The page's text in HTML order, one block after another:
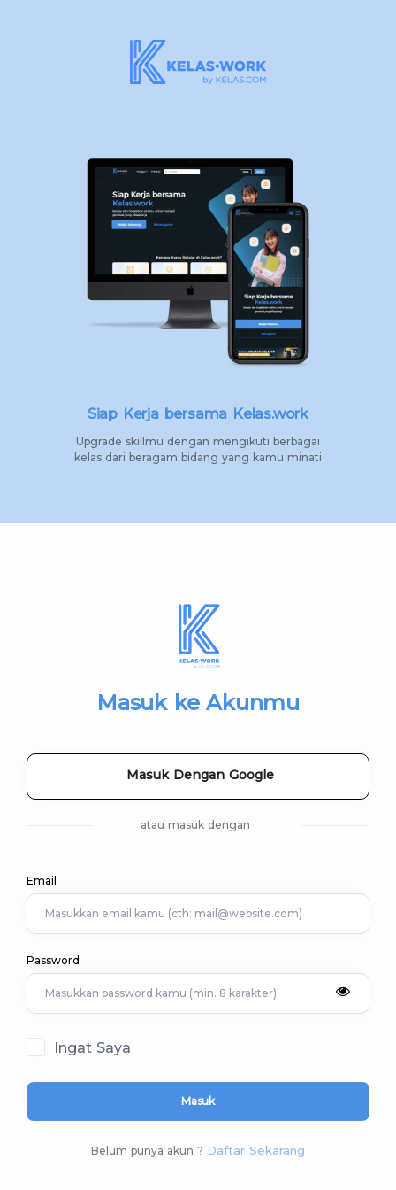
Siap Kerja bersama Kelas.work
Upgrade skillmu dengan mengikuti berbagai
kelas dari beragam bidang yang kamu minati
Masuk ke Akunmu
Masuk Dengan Google
atau masuk dengan
Email
Password
Ingat Saya
Masuk
Belum punya akun ? Daftar Sekarang